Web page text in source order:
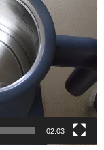
02:03